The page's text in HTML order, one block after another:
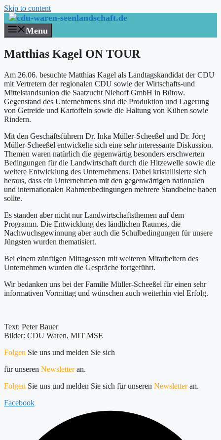
Skip to content
Menu
Matthias Kagel ON TOUR
Am 26.06. besuchte Matthias Kagel als Landtagskandidat der CDU
mit Vertretern der regionalen CDU sowie der Wirtschafts-und
Mittelstandsunion die Saatzucht Niehoff GmbH in Bütow.
Gegenstand des Unternehmens sind die Produktion und Lagerung
von Getreide und Kartoffeln sowie die Haltung von Kühen sowie
Rindern.
Mit den Geschäftsführern Dr. Inka Müller-Scheeßel und Dr. Jörg
Müller-Scheeßel entwickelte sich eine sehr interessante Diskussion.
Themen waren natürlich die gegenwärtig besonders erschwerten
Bedingungen für die Landwirtschaft durch die Hitzewelle sowie die
weitere Entwicklung des Unternehmens. Dabei kristallisierte sich
heraus, dass ein Unternehmen mit den gegenwärtigen nationalen
und internationalen Rahmenbedingungen mehrere Standbeine haben
sollte.
Es standen aber nicht nur Landwirtschaftsthemen auf dem
Programm. Die Entwicklung des ländlichen Raumes, die
Nachwuchsgewinnung aber auch die Schulbedingungen für unsere
Jüngsten wurden thematisiert.
Bei einem zünftigen Mittagessen mit weiteren Mitarbeitern des
Unternehmen wurden die Gespräche fortgeführt.
Wir bedanken uns bei der Familie Müller-Scheeßel für einen sehr
informativen Vormittag und wünschen auch weiterhin viel Erfolg.
Text: Peter Bauer
Bilder: CDU Waren, MIT MSE
Folgen Sie uns und melden Sie sich
für unseren Newsletteran.
Folgen Sie uns und melden Sie sich für unseren Newsletteran.
Facebook